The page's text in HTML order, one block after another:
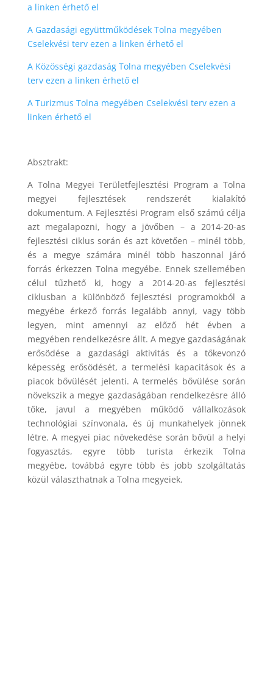
a linken érhető el
A Gazdasági együttműködések Tolna megyében
Cselekvési terv ezen a linken érhető el
A Közösségi gazdaság Tolna megyében Cselekvési
terv ezen a linken érhető el
A Turizmus Tolna megyében Cselekvési terv ezen a
linken érhető el
Absztrakt:
A Tolna Megyei Területfejlesztési Program a Tolna
megyei fejlesztések rendszerét kialakító
dokumentum. A Fejlesztési Program első számú célja
azt megalapozni, hogy a jövőben – a 2014-20-as
fejlesztési ciklus során és azt követően – minél több,
és a megye számára minél több haszonnal járó
forrás érkezzen Tolna megyébe. Ennek szellemében
célul tűzhető ki, hogy a 2014-20-as fejlesztési
ciklusban a különböző fejlesztési programokból a
megyébe érkező forrás legalább annyi, vagy több
legyen, mint amennyi az előző hét évben a
megyében rendelkezésre állt. A megye gazdaságának
erősödése a gazdasági aktivitás és a tőkevonzó
képesség erősödését, a termelési kapacitások és a
piacok bővülését jelenti. A termelés bővülése során
növekszik a megye gazdaságában rendelkezésre álló
tőke, javul a megyében működő vállalkozások
technológiai színvonala, és új munkahelyek jönnek
létre. A megyei piac növekedése során bővül a helyi
fogyasztás, egyre több turista érkezik Tolna
megyébe, továbbá egyre több és jobb szolgáltatás
közül választhatnak a Tolna megyeiek.